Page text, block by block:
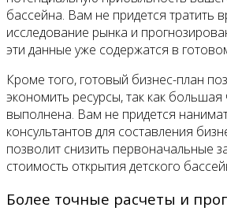
бассейна. Вам не придется тратить
исследование рынка и
эти данные уже содержатся в
Кроме того, готовый бизнес-план
экономить ресурсы, так как
выполнена. Вам не придется
консультантов для составления
позволит снизить первоначальные
стоимость открытия детского
Более точные расчеты и